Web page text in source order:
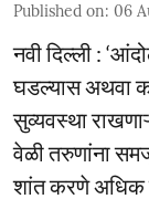
Published on: 06
नवी दिल्ली :
घडल्यास अथवा
सुव्यवस्था
वेळी तरुणांना
शांत करणे अधिक